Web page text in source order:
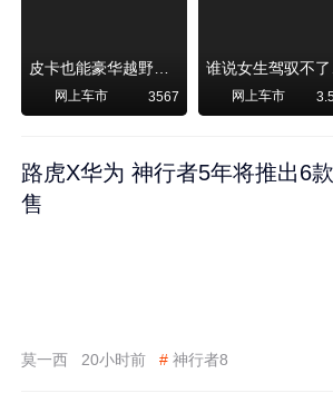
皮卡也能豪华越野！纵横F700上市，限时卖29.99万起
网上车市 3567 网上车市
路虎X华为 神行者5年将推出6
售
莫一西 20小时前 # 神行者8